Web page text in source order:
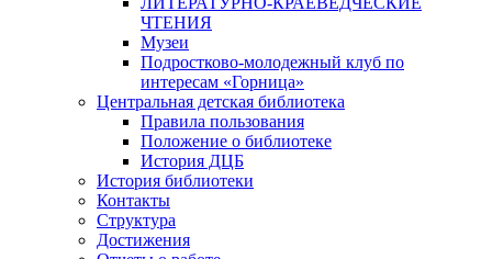
ЧТЕНИЯ
Музеи
Подростково-молодежный клуб по
интересам «Горница»
Центральная детская библиотека
Правила пользования
Положение о библиотеке
История ДЦБ
История библиотеки
Контакты
Структура
Достижения